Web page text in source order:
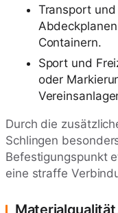
Transport
Containern.
Sport und
oder
Durch die
Schlingen
Befestigungspunkt
eine straffe